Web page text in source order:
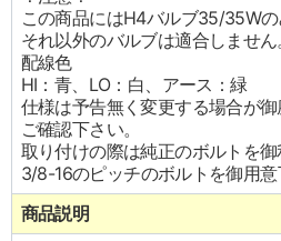
この商品にはH4バルブ35/35Wの
それ以外のバルブは適合しません
配線色
HI：青、LO：白、アース：緑
仕様は予告無く変更する場合が
ご確認下さい。
取り付けの際は純正のボルトを御
3/8-16のピッチのボルトを御用意
商品説明